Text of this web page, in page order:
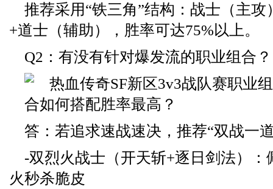
推荐采用“铁三角”结构：战士（主攻
+道士（辅助），胜率可达75%以上。
Q2：有没有针对爆发流的职业组合？
答：若追求速战速决，推荐“双战一
-双烈火战士（开天斩+逐日剑法）：
火秒杀脆皮